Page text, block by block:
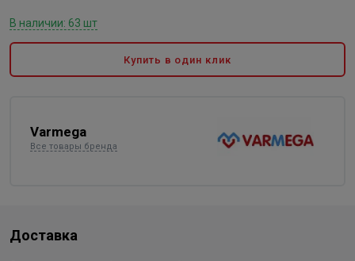
В наличии: 63 шт
Купить в один клик
Varmega
Все товары бренда
Доставка